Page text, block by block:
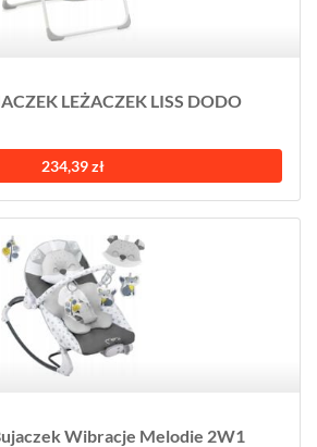
LEŻACZEK LISS DODO
234,39 zł
Wibracje Melodie 2W1